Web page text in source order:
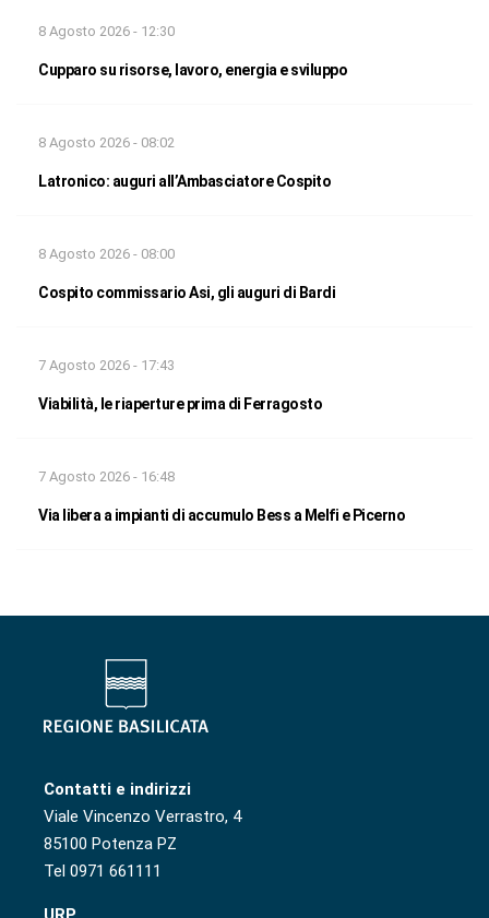
8 Agosto 2026 - 12:30
Cupparo su risorse, lavoro, energia e sviluppo
8 Agosto 2026 - 08:02
Latronico: auguri all’Ambasciatore Cospito
8 Agosto 2026 - 08:00
Cospito commissario Asi, gli auguri di Bardi
7 Agosto 2026 - 17:43
Viabilità, le riaperture prima di Ferragosto
7 Agosto 2026 - 16:48
Via libera a impianti di accumulo Bess a Melfi e Picerno
Contatti e indirizzi
Viale Vincenzo Verrastro, 4
85100 Potenza PZ
Tel 0971 661111